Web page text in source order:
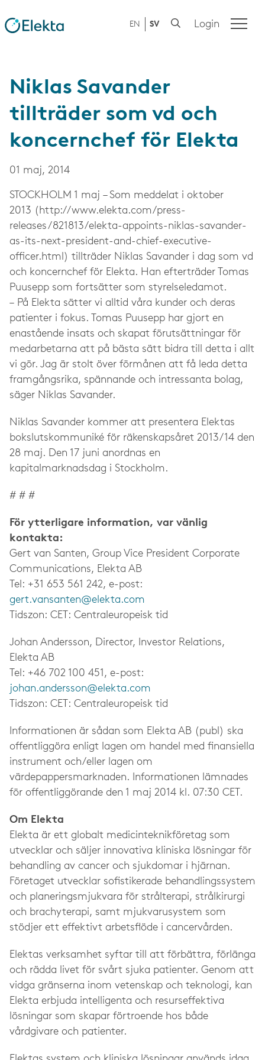
EN SV Login
Niklas Savander
tillträder som vd och
koncernchef för Elekta
01 maj, 2014
STOCKHOLM 1 maj – Som meddelat i oktober
2013 (http://www.elekta.com/press­
releases/821813/elekta-appoints-niklas-savander-
as-its-next-president-and-chief-executive-
officer.html) tillträder Niklas Savander i dag som vd
och koncernchef för Elekta. Han efterträder Tomas
Puusepp som fortsätter som styrelseledamot.
– På Elekta sätter vi alltid våra kunder och deras
patienter i fokus. Tomas Puusepp har gjort en
enastående insats och skapat förutsättningar för
medarbetarna att på bästa sätt bidra till detta i allt
vi gör. Jag är stolt över förmånen att få leda detta
framgångsrika, spännande och intressanta bolag,
säger Niklas Savander.
Niklas Savander kommer att presentera Elektas
bokslutskommuniké för räkenskapsåret 2013/14 den
28 maj. Den 17 juni anordnas en
kapitalmarknadsdag i Stockholm.
# # #
För ytterligare information, var vänlig
kontakta:
Gert van Santen, Group Vice President Corporate
Communications, Elekta AB
Tel: +31 653 561 242, e-post:
gert.vansanten@elekta.com
Tidszon: CET: Centraleuropeisk tid
Johan Andersson, Director, Investor Relations,
Elekta AB
Tel: +46 702 100 451, e-post:
johan.andersson@elekta.com
Tidszon: CET: Centraleuropeisk tid
Informationen är sådan som Elekta AB (publ) ska
offentliggöra enligt lagen om handel med finansiella
instrument och/eller lagen om
värdepappersmarknaden. Informationen lämnades
för offentliggörande den 1 maj 2014 kl. 07:30 CET.
Om Elekta
Elekta är ett globalt medicinteknikföretag som
utvecklar och säljer innovativa kliniska lösningar för
behandling av cancer och sjukdomar i hjärnan.
Företaget utvecklar sofistikerade behandlingssystem
och planeringsmjukvara för strålterapi, strålkirurgi
och brachyterapi, samt mjukvarusystem som
stödjer ett effektivt arbetsflöde i cancervården.
Elektas verksamhet syftar till att förbättra, förlänga
och rädda livet för svårt sjuka patienter. Genom att
vidga gränserna inom vetenskap och teknologi, kan
Elekta erbjuda intelligenta och resurseffektiva
lösningar som skapar förtroende hos både
vårdgivare och patienter.